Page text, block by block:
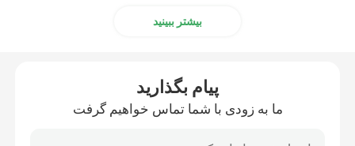
بیشتر ببینید
پیام بگذارید
ما به زودی با شما تماس خواهیم گرفت